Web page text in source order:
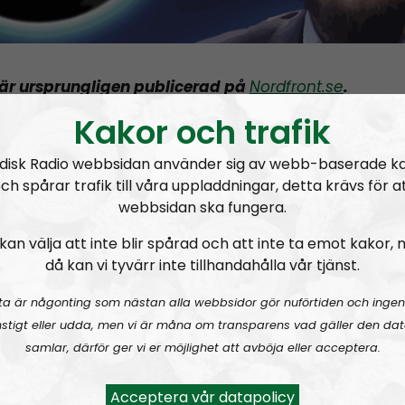
ursprungligen publicerad på Nordfront.se.
, grundare av Red Ice Radio, gästade under
en sändning av Nordic Frontier.
gästade Red Ice-grundaren Henrik
programNordic Frontier, där han och
Andreas Johanssonenligt
i Palmgrens projekts historia.
som tas upp är enligt programbeskrivningen
aktivism, att den värmländske
får behålla sitt jobb samt
Marcus
materiellt välstånd.
Kakor och trafik
Radio webbsidan använder sig av webb-baserade
spårar trafik till våra uppladdningar, detta krävs för
webbsidan ska fungera.
välja att inte blir spårad och att inte ta emot kakor,
då kan vi tyvärr inte tillhandahålla vår tjänst.
är någonting som nästan alla webbsidor gör nuförtiden och
eller udda, men vi är måna om transparens vad gäller den
samlar, därför ger vi er möjlighet att avböja eller acceptera.
Acceptera vår datapolicy